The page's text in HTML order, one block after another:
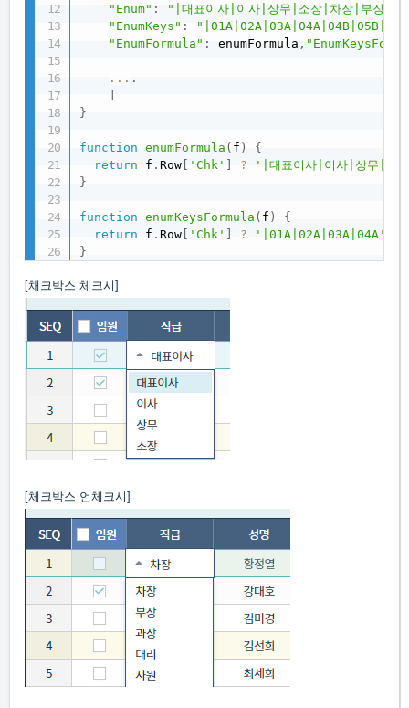
"Enum" :
"|대표이사|이사|상무|소장|차장|부장|과
"EnumKeys" :
"EnumFormula" : enumFormula ,
... .
}
function enumFormula ( f )
{
return f .Row 'Chk' ?
'|대표이사|이사|상무|소
}
function enumKeysFormula ( f )
{
return f .Row 'Chk' ? '|01A|02A|03A|04A'
}
[채크박스 체크시]
[체크박스 언체크시]